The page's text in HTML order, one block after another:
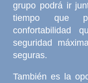
grupo podrá ir
tiempo que
confortabilidad
seguridad
seguras.
También es la